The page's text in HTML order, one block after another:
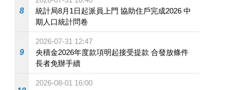
8
統計局8月1日起派員上門 協助住戶完成2026 中
期人口統計問卷
9
2026-07-31 12:47
央積金2026年度款項明起接受提款 合發放條件
長者免辦手續
2026-08-01 16:00